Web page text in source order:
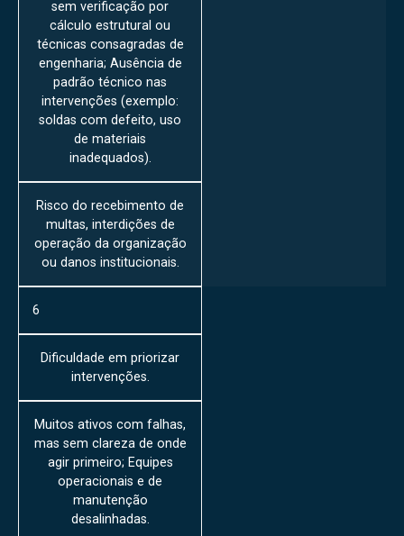
sem verificação por
cálculo estrutural ou
técnicas consagradas de
engenharia; Ausência de
padrão técnico nas
intervenções (exemplo:
soldas com defeito, uso
de materiais
inadequados).
Risco do recebimento de
multas, interdições de
operação da organização
ou danos institucionais.
6
Dificuldade em priorizar
intervenções.
Muitos ativos com falhas,
mas sem clareza de onde
agir primeiro; Equipes
operacionais e de
manutenção
desalinhadas.